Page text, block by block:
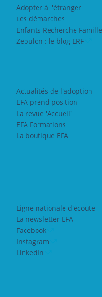
Adopter à l'étranger
Les démarches
Enfants Recherche Famille
Zebulon : le blog ERF
Actualités de l'adoption
EFA prend position
La revue 'Accueil'
EFA Formations
La boutique EFA
Ligne nationale d'écoute
La newsletter EFA
Facebook
Instagram
LinkedIn